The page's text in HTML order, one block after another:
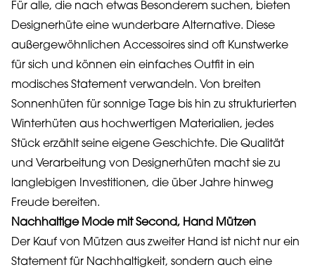
Für alle, die nach etwas Besonderem suchen, bieten
Designerhüte eine wunderbare Alternative. Diese
außergewöhnlichen Accessoires sind oft Kunstwerke
für sich und können ein einfaches Outfit in ein
modisches Statement verwandeln. Von breiten
Sonnenhüten für sonnige Tage bis hin zu strukturierten
Winterhüten aus hochwertigen Materialien, jedes
Stück erzählt seine eigene Geschichte. Die Qualität
und Verarbeitung von Designerhüten macht sie zu
langlebigen Investitionen, die über Jahre hinweg
Freude bereiten.
Nachhaltige Mode mit Second, Hand Mützen
Der Kauf von Mützen aus zweiter Hand ist nicht nur ein
Statement für Nachhaltigkeit, sondern auch eine